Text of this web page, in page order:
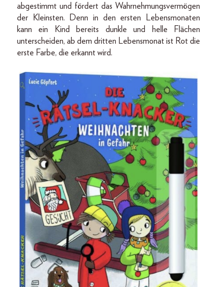
abgestimmt und fördert das Wahrnehmungsvermögen
der Kleinsten. Denn in den ersten Lebensmonaten
kann ein Kind bereits dunkle und helle Flächen
unterscheiden, ab dem dritten Lebensmonat ist Rot die
erste Farbe, die erkannt wird.